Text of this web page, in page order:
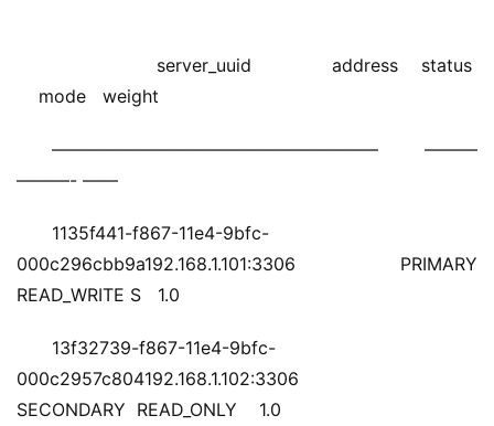
server_uuid              address    status
mode   weight
——————————————————– ———
———- ——
1135f441-f867-11e4-9bfc-
000c296cbb9a192.168.1.101:3306 PRIMARY
READ_WRITE S   1.0
13f32739-f867-11e4-9bfc-
000c2957c804192.168.1.102:3306
SECONDARY  READ_ONLY    1.0